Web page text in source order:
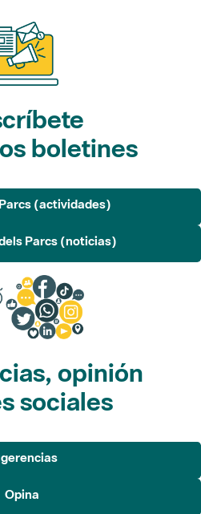
boletines
(actividades)
Parcs (noticias)
opinión
sociales
Opina